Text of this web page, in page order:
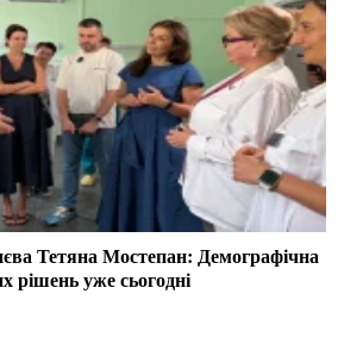
Тетяна Мостепан: Демографічна
рішень уже сьогодні